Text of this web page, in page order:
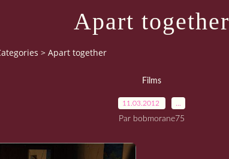
Apart together
> Apart together
Films
11.03.2012
Par bobmorane75